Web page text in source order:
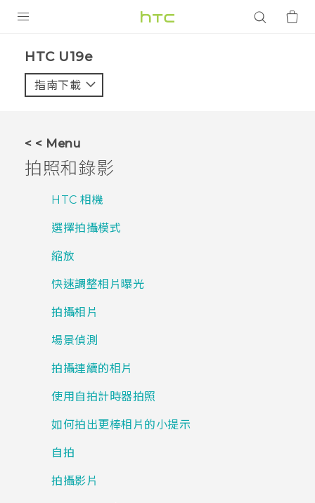
VIVE
應用程式
支援服務
HTC U19e‎
指南下載
< < Menu
拍照和錄影
HTC 相機
選擇拍攝模式
縮放
快速調整相片曝光
拍攝相片
場景偵測
拍攝連續的相片
使用自拍計時器拍照
如何拍出更棒相片的小提示
自拍
拍攝影片